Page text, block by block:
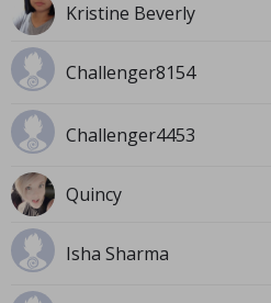
Kristine Beverly
Challenger8154
Challenger4453
Quincy
Isha Sharma